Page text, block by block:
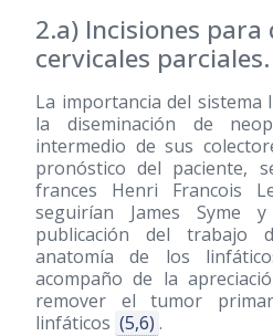
2.a) Incisiones para
cervicales parciales.
La importancia del sistema
la diseminación de
intermedio de sus
pronóstico del paciente,
frances Henri Francois
seguirían James Syme
publicación del trabajo
anatomía de los
acompaño de la
remover el tumor
linfáticos (5,6) .